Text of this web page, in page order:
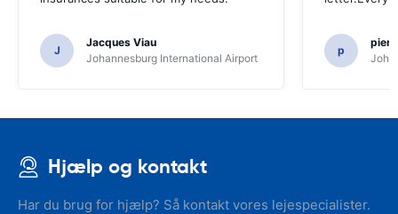
J
Jacques Viau
Johannesburg International Airport
p
Hjælp og kontakt
Har du brug for hjælp? Så kontakt vores lejespecialister.